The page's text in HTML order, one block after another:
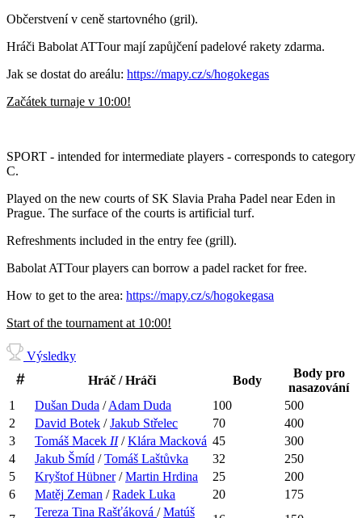
Občerstvení v ceně startovného (gril).
Hráči Babolat ATTour mají zapůjčení padelové rakety zdarma.
Jak se dostat do areálu: https://mapy.cz/s/hogokegas
Začátek turnaje v 10:00!
SPORT - intended for intermediate players - corresponds to category
C.
Played on the new courts of SK Slavia Praha Padel near Eden in
Prague. The surface of the courts is artificial turf.
Refreshments included in the entry fee (grill).
Babolat ATTour players can borrow a padel racket for free.
How to get to the area: https://mapy.cz/s/hogokegasa
Start of the tournament at 10:00!
Výsledky
Hráč / Hráči
Body
Body pro
nasazování
1
Dušan Duda /Adam Duda 100
500
2
David Botek /Jakub Střelec 70
400
3
Tomáš Macek II/Klára Macková 45
300
4
Jakub Šmíd /Tomáš Laštůvka 32
250
5
KryštofHübner/Martin Hrdina 25
200
6
Matěj Zeman /Radek Luka 20
175
Tereza Tina Rašťáková /Matúš